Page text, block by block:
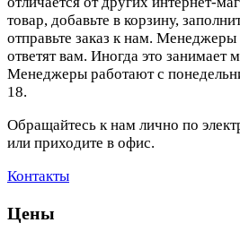
товар, добавьте в корзину,
отправьте заказ к нам. Менеджеры
ответят вам. Иногда это занимает
Менеджеры работают с
18.
Обращайтесь к нам лично по
или приходите в офис.
Контакты
Цены